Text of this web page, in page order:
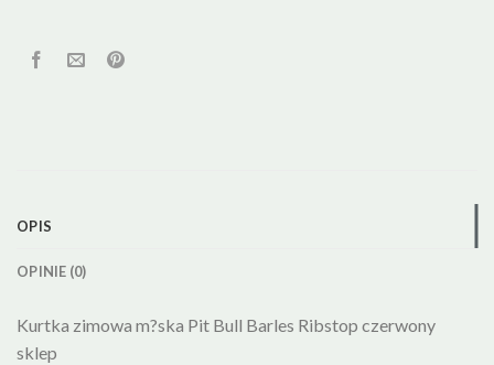
OPIS
OPINIE (0)
Kurtka zimowa m?ska Pit Bull Barles Ribstop czerwony
sklep